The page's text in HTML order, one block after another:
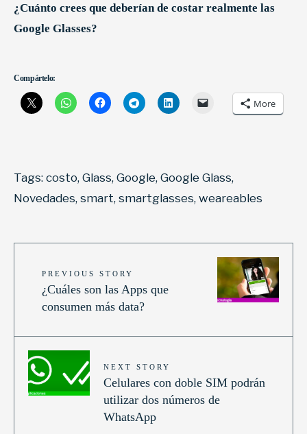
¿Cuánto crees que deberían de costar realmente las
Google Glasses?
Compártelo:
More
Tags: costo, Glass, Google, Google Glass,
Novedades, smart, smartglasses, weareables
PREVIOUS STORY
¿Cuáles son las Apps que
consumen más data?
NEXT STORY
Celulares con doble SIM podrán
utilizar dos números de
WhatsApp